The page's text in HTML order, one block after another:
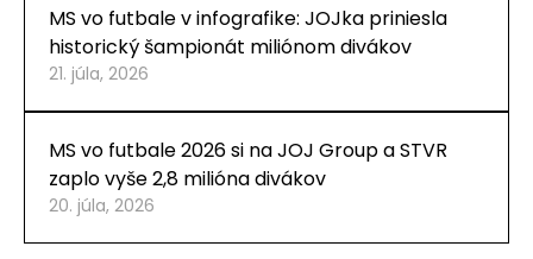
MS vo futbale v infografike: JOJka priniesla
historický šampionát miliónom divákov
21. júla, 2026
MS vo futbale 2026 si na JOJ Group a STVR
zaplo vyše 2,8 milióna divákov
20. júla, 2026